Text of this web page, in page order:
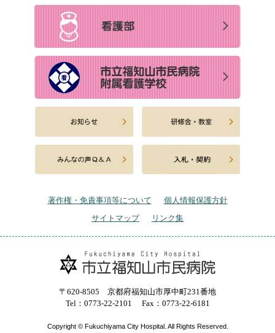
著作権・免責事項等について
個人情報保護方針
サイトマップ
リンク集
〒620-8505 京都府福知山市厚中町231番地
Tel：0773-22-2101
Fax：0773-22-6181
Copyright © Fukuchiyama City Hospital. All Rights Reserved.